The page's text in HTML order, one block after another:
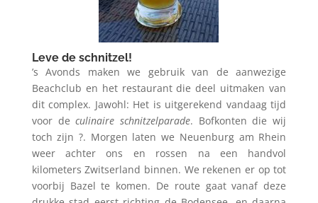
Leve de schnitzel!
’s Avonds maken we gebruik van de aanwezige
Beachclub en het restaurant die deel uitmaken van
dit complex. Jawohl: Het is uitgerekend vandaag tijd
voor deculinaire schnitzelparade. Bofkonten die wij
toch zijn ?. Morgen laten we Neuenburg am Rhein
weer achter ons en rossen na een handvol
kilometers Zwitserland binnen. We rekenen er op tot
voorbij Bazel te komen. De route gaat vanaf deze